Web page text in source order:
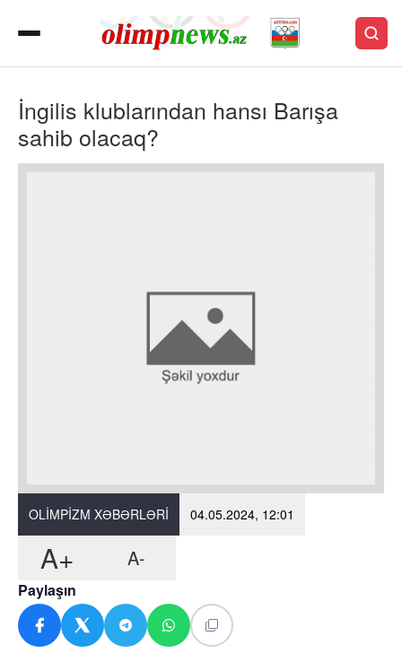
İngilis klublarından hansı Barışa
sahib olacaq?
OLIMPIZM XƏBƏRLƏRI 04.05.2024, 12:01
A+ A-
Paylaşın